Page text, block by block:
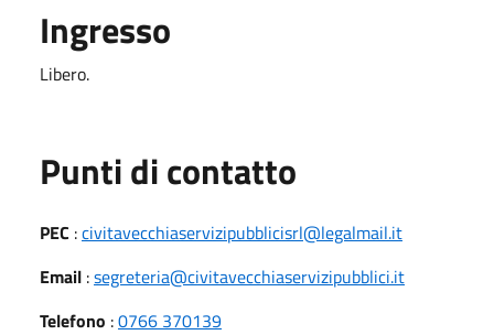
Ingresso
Libero.
Punti di contatto
PEC :civitavecchiaservizipubblicisrl@legalmail.it
Email :segreteria@civitavecchiaservizipubblici.it
Telefono :0766 370139